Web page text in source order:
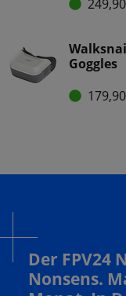
Goggles
Der FPV24
Nonsens.